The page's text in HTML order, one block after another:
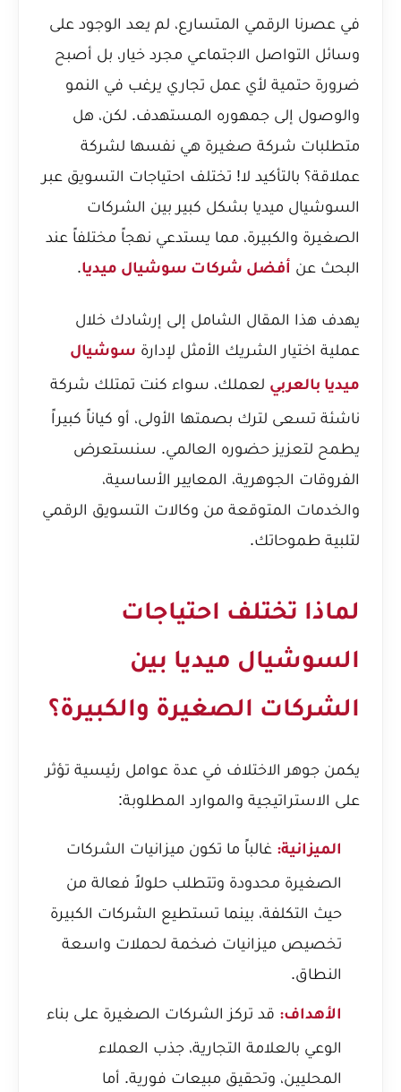
في عصرنا الرقمي المتسارع، لم يعد الوجود على
وسائل التواصل الاجتماعي مجرد خيار، بل أصبح
ضرورة حتمية لأي عمل تجاري يرغب في النمو
والوصول إلى جمهوره المستهدف. لكن، هل
متطلبات شركة صغيرة هي نفسها لشركة
عملاقة؟ بالتأكيد لا! تختلف احتياجات التسويق عبر
السوشيال ميديا بشكل كبير بين الشركات
الصغيرة والكبيرة، مما يستدعي نهجاً مختلفاً عند
البحث عن أفضل شركات سوشيال ميديا.
يهدف هذا المقال الشامل إلى إرشادك خلال
عملية اختيار الشريك الأمثل لإدارة سوشيال
ميديا بالعربي لعملك، سواء كنت تمتلك شركة
ناشئة تسعى لترك بصمتها الأولى، أو كياناً كبيراً
يطمح لتعزيز حضوره العالمي. سنستعرض
الفروقات الجوهرية، المعايير الأساسية،
والخدمات المتوقعة من وكالات التسويق الرقمي
لتلبية طموحاتك.
لماذا تختلف احتياجات
السوشيال ميديا بين
الشركات الصغيرة والكبيرة؟
يكمن جوهر الاختلاف في عدة عوامل رئيسية تؤثر
على الاستراتيجية والموارد المطلوبة:
الميزانية: غالباً ما تكون ميزانيات الشركات
الصغيرة محدودة وتتطلب حلولاً فعالة من
حيث التكلفة، بينما تستطيع الشركات الكبيرة
تخصيص ميزانيات ضخمة لحملات واسعة
النطاق.
الأهداف: قد تركز الشركات الصغيرة على بناء
الوعي بالعلامة التجارية، جذب العملاء
المحليين، وتحقيق مبيعات فورية. أما